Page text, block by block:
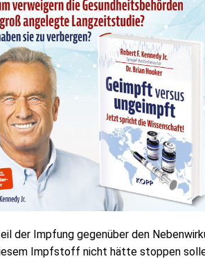
der Impfung gegenüber den
Impfstoff nicht hätte stoppen